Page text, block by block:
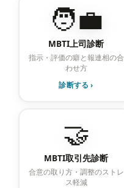
🧑‍💼
MBTI上司診断
指示・評価の癖と報連相の合
わせ方
診断する ›
🤝
MBTI取引先診断
合意の取り方・調整のストレ
ス軽減